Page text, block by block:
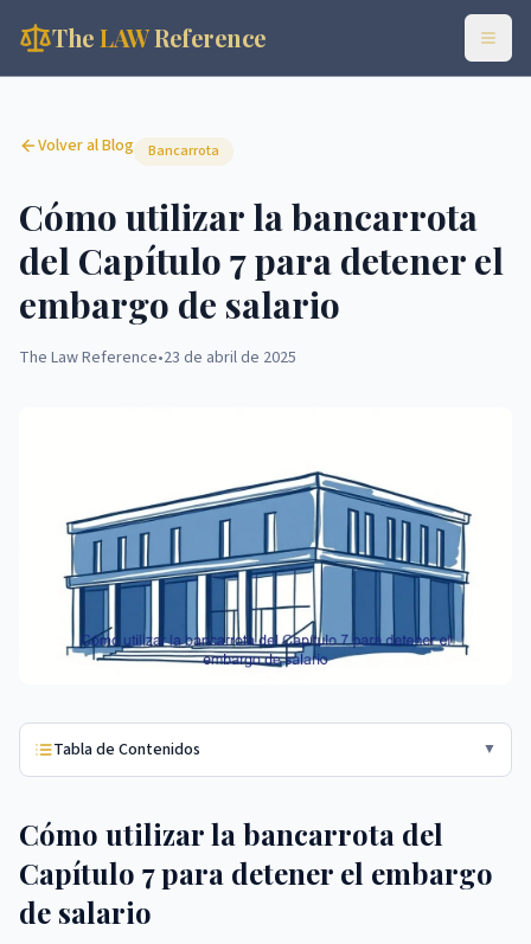
TheLAWReference
Volver al Blog Bancarrota
Cómo utilizar la bancarrota
del Capítulo 7 para detener el
embargo de salario
The Law Reference•23 de abril de 2025
Tabla de Contenidos ▼
Cómo utilizar la bancarrota del
Capítulo 7 para detener el embargo
de salario